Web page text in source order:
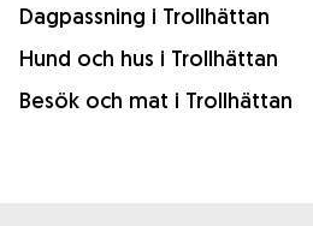
Dagpassning i Trollhättan
Hund och hus i Trollhättan
Besök och mat i Trollhättan